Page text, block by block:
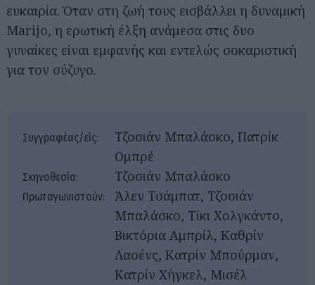
ευκαιρία. Όταν στη ζωή τους εισβάλλει η δυναμική
Marijo, η ερωτική έλξη ανάμεσα στις δυο
γυναίκες είναι εμφανής και εντελώς σοκαριστική
για τον σύζυγο.
Συγγραφέας/είς:
Τζοσιάν Μπαλάσκο, Πατρίκ
Ομπρέ
Σκηνοθεσία: Τζοσιάν Μπαλάσκο
Πρωταγωνιστούν:
Άλεν Τσάμπατ, Τζοσιάν
Μπαλάσκο, Τίκι Χολγκάντο,
Βικτόρια Αμπρίλ, Καθρίν
Λασένς, Κατρίν Μπούρμαν,
Κατρίν Χήγκελ, Μισέλ